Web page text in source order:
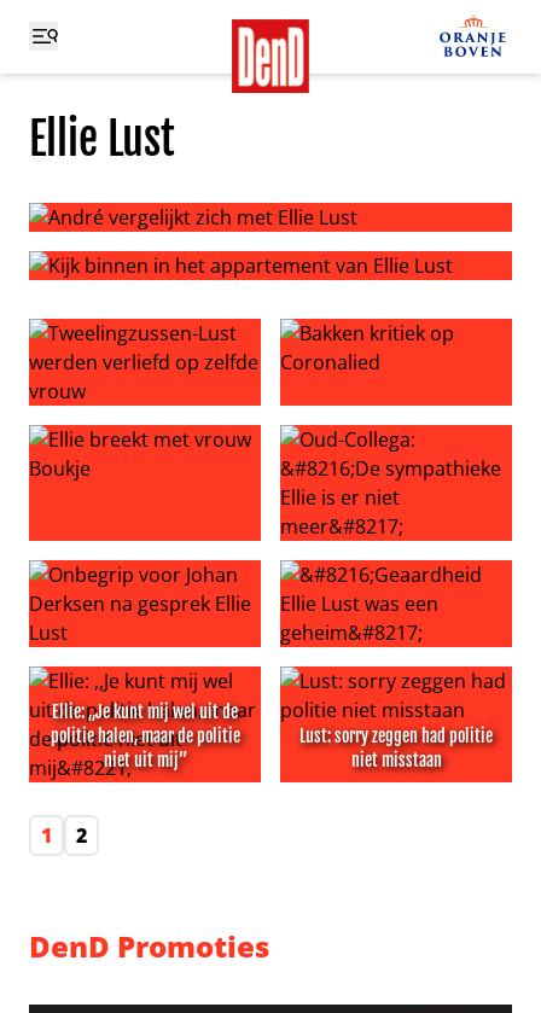
Ellie Lust
André vergelijkt zich met Ellie Lust
Tweelingzussen-Lust werden verliefd op zelfde vrouw
Bakken kritiek op Coronalied
Ellie breekt met vrouw BoukjeOud-Collega: ‘De
Onbegrip voor Johan Derksen na gesprek Ellie Lust
‘Geaardheid Ellie Lust was
Ellie: ,,Je kunt mij wel uit de
politie halen, maar de politie
niet uit mij”
Lust: sorry zeggen had politie
niet misstaan
1
2
DenD Promoties